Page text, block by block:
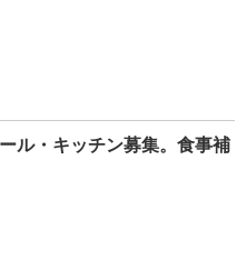
ル・キッチン募集。食事補